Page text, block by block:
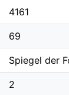
4161
69
Spiegel der
2